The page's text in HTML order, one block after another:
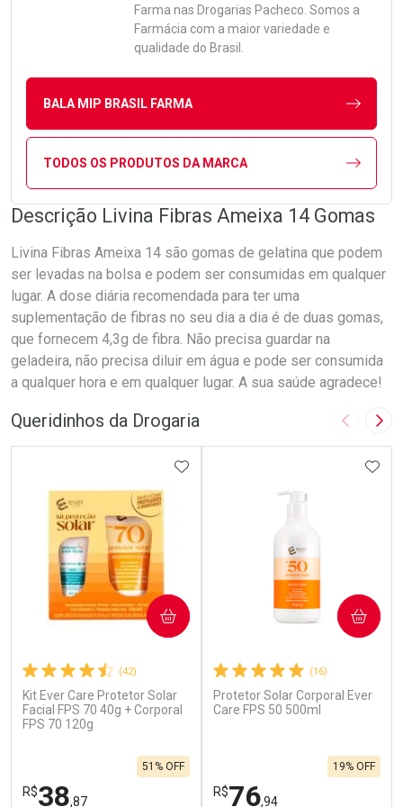
Farma nas Drogarias Pacheco. Somos a
Farmácia com a maior variedade e
qualidade do Brasil.
BALA MIP BRASIL FARMA
TODOS OS PRODUTOS DA MARCA
Descrição Livina Fibras Ameixa 14 Gomas
Livina Fibras Ameixa 14 são gomas de gelatina que podem
ser levadas na bolsa e podem ser consumidas em qualquer
lugar. A dose diária recomendada para ter uma
suplementação de fibras no seu dia a dia é de duas gomas,
que fornecem 4,3g de fibra. Não precisa guardar na
geladeira, não precisa diluir em água e pode ser consumida
a qualquer hora e em qualquer lugar. A sua saúde agradece!
Queridinhos da Drogaria Imagem
(42)
Kit Ever Care Protetor Solar
Facial FPS 70 40g + Corporal
FPS 70 120g
R$38,87
51% OFF
ADICIONAR AOS FAVORITOS
COMPRAR
(16)
Protetor Solar Corporal Ever
Care FPS 50 500ml
R$76,94
19% OFF
COMPRAR